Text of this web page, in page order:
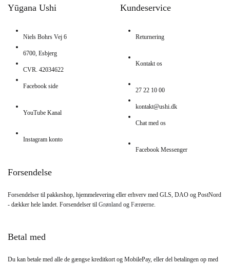
Yūgana Ushi
Niels Bohrs Vej 6
6700, Esbjerg
CVR. 42034622
Facebook side
YouTube Kanal
Instagram konto
Kundeservice
Returnering
Kontakt os
27 22 10 00
kontakt@ushi.dk
Chat med os
Facebook Messenger
Forsendelse
Forsendelser til pakkeshop, hjemmelevering eller erhverv med GLS, DAO og PostNord
- dækker hele landet. Forsendelser til Grønland og Færøerne.
Betal med
Du kan betale med alle de gængse kreditkort og MobilePay, eller del betalingen op med